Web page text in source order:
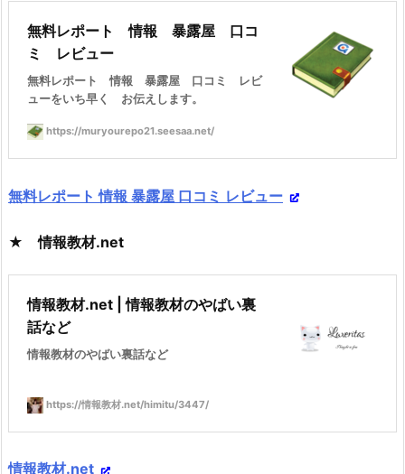
無料レポート 情報 暴露屋 口コ
ミ レビュー
無料レポート 情報 暴露屋 口コミ レビ
ューをいち早く お伝えします。
https://muryourepo21.seesaa.net/
無料レポート 情報 暴露屋 口コミ レビュー
★ 情報教材.net
情報教材.net | 情報教材のやばい裏
話など
情報教材のやばい裏話など
https://情報教材.net/himitu/3447/
情報教材.net